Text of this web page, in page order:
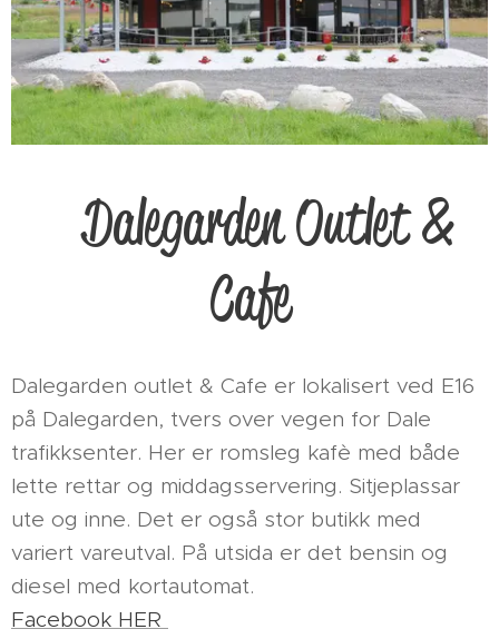
Dalegarden Outlet &
Cafe
Dalegarden outlet & Cafe er lokalisert ved E16
på Dalegarden, tvers over vegen for Dale
trafikksenter. Her er romsleg kafè med både
lette rettar og middagsservering. Sitjeplassar
ute og inne. Det er også stor butikk med
variert vareutval. På utsida er det bensin og
diesel med kortautomat.
Facebook HER